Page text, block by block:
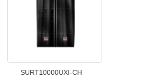
SURT10000UXI-CH